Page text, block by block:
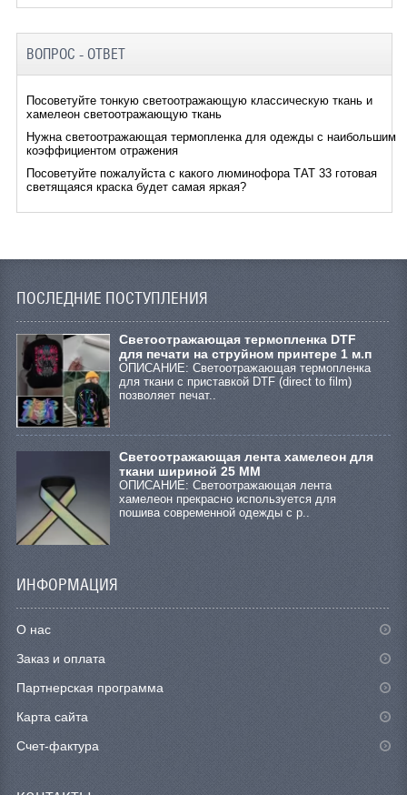
ВОПРОС - ОТВЕТ
Посоветуйте тонкую светоотражающую классическую ткань и
хамелеон светоотражающую ткань
Нужна светоотражающая термопленка для одежды с наибольшим
коэффициентом отражения
Посоветуйте пожалуйста с какого люминофора ТАТ 33 готовая
светящаяся краска будет самая яркая?
ПОСЛЕДНИЕ ПОСТУПЛЕНИЯ
Cветоотражающая термопленка DTF
для печати на струйном принтере 1 м.п
ОПИСАНИЕ: Светоотражающая термопленка
для ткани с приставкой DTF (direct to film)
позволяет печат..
Светоотражающая лента хамелеон для
ткани шириной 25 ММ
ОПИСАНИЕ: Светоотражающая лента
хамелеон прекрасно используется для
пошива современной одежды с р..
ИНФОРМАЦИЯ
О нас
Заказ и оплата
Партнерская программа
Карта сайта
Счет-фактура